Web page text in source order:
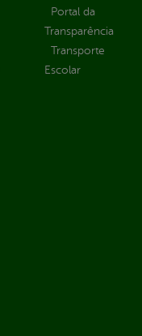
Portal da
Transparência
Transporte
Escolar